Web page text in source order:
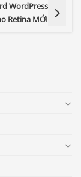
WordPress
Retina MỚI